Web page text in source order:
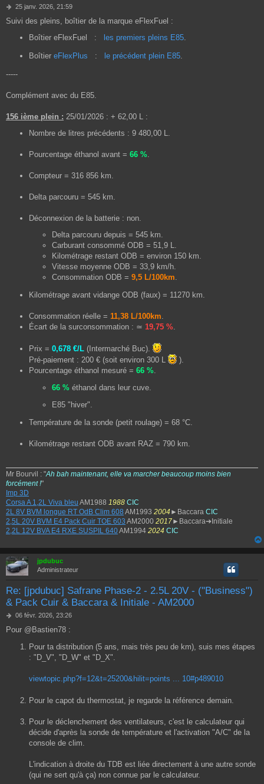
M
s
25 janv. 2026, 21:59
Suivi des pleins, boîtier de la marque eFlexFuel :
Boîtier eFlexFuel
: les premiers pleins E85.
Boîtier eFlexPlus : le précédent plein E85.
-----
Complément avec du E85.
156 ième plein : 25/01/2026 : + 62,00 L :
Nombre de litres précédents : 9 480,00 L.
Pourcentage éthanol avant = 66 %.
Compteur = 316 856 km.
Delta parcouru = 545 km.
Déconnexion de la batterie : non.
Delta parcouru depuis = 545 km.
Carburant consommé ODB = 51,9 L.
Kilométrage restant ODB = environ 150 km.
Vitesse moyenne ODB = 33,9 km/h.
Consommation ODB = 9,5 L/100km.
Kilométrage avant vidange ODB (faux) = 11270 km.
Consommation réelle = 11,38 L/100km.
Écart de la surconsommation : ≃ 19,75 %.
Prix = 0,678 €/L (Intermarché Buc).
Pré-paiement : 200 € (soit environ 300 L
).
Pourcentage éthanol mesuré = 66 %.
66 % éthanol dans leur cuve.
E85 "hiver".
Température de la sonde (petit roulage) = 68 °C.
Kilométrage restant ODB avant RAZ = 790 km.
Mr Bourvil : "Ah bah maintenant, elle va marcher beaucoup moins bien
forcément !"
Imp 3D
Corsa A 1,2L Viva bleu AM1988 1988 CIC
2L 8V BVM longue RT OdB Clim 608 AM1993 2004 ►Baccara CIC
2,5L 20V BVM E4 Pack Cuir TOE 603 AM2000 2017►Baccara➔Initiale
2,2L 12V BVA E4 RXE SUSPIL 640AM1994 2024 CIC
jpdubuc
Administrateur
Re: [jpdubuc] Safrane Phase-2 - 2.5L 20V - ("Business")
& Pack Cuir & Baccara & Initiale - AM2000
M
s
06 févr. 2026, 23:26
Pour @Bastien78 :
Pour ta distribution (5 ans, mais très peu de km), suis mes étapes
: "D_V", "D_W" et "D_X".
viewtopic.php?f=12&t=25200&hilit=points ... 10#p489010
Pour le capot du thermostat, je regarde la référence demain.
Pour le déclenchement des ventilateurs, c'est le calculateur qui
décide d'après la sonde de température et l'activation "A/C" de la
console de clim.
L'indication à droite du TDB est liée directement à une autre sonde
(qui ne sert qu'à ça) non connue par le calculateur.